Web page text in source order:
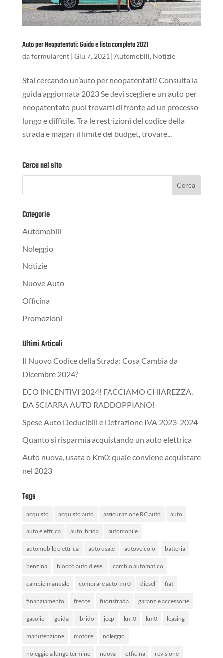
Auto per Neopatentati: Guida e lista completa 2021
daformularent| Giu 7, 2021 | Automobili, Notizie
Stai cercando un’auto per neopatentati? Consulta la
guida aggiornata 2023 Se devi scegliere un auto per
neopatentato puoi trovarti di fronte ad un processo
lungo e difficile. Tra le restrizioni del codice della
strada e magari il limite del budget, trovare...
Cerca nel sito
Categorie
Automobili
Noleggio
Notizie
Nuove Auto
Officina
Promozioni
Ultimi Articoli
Il Nuovo Codice della Strada: Cosa Cambia da
Dicembre 2024?
ECO INCENTIVI 2024! FACCIAMO CHIAREZZA,
DA SCIARRA AUTO RADDOPPIANO!
Spese Auto Deducibili e Detrazione IVA 2023-2024
Quanto si risparmia acquistando un auto elettrica
Auto nuova, usata o Km0: quale conviene acquistare
nel 2023
Tags
acquisto acquisto auto assicurazione RC auto auto
auto elettrica auto ibrida automobile
automobile elettrica auto usate autoveicolo batteria
benzina blocco auto diesel cambio automatico
cambio manuale comprare auto km 0 diesel fiat
finanziamento frecce fuoristrada garanzie accessorie
gasolio guida ibrido jeep km 0 km0 leasing
manutenzione motore noleggio
noleggio a lungo termine nuova officina revisione